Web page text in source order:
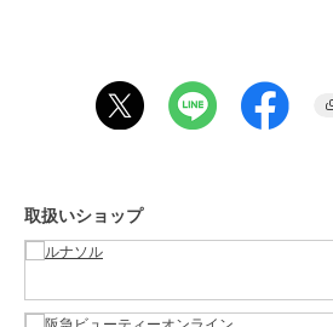
性別タイプ
レディース
商品のお取り扱い方法
取扱いショップ